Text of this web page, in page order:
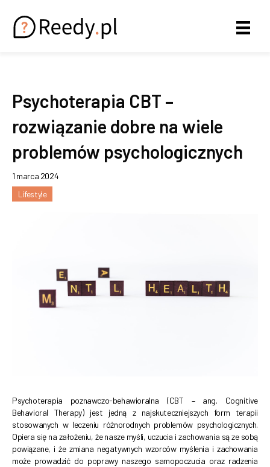
Psychoterapia CBT –
rozwiązanie dobre na wiele
problemów psychologicznych
1 marca 2024
Lifestyle
Psychoterapia poznawczo-behawioralna (CBT – ang. Cognitive
Behavioral Therapy) jest jedną z najskuteczniejszych form terapii
stosowanych w leczeniu różnorodnych problemów psychologicznych.
Opiera się na założeniu, że nasze myśli, uczucia i zachowania są ze sobą
powiązane, i że zmiana negatywnych wzorców myślenia i zachowania
może prowadzić do poprawy naszego samopoczucia oraz radzenia